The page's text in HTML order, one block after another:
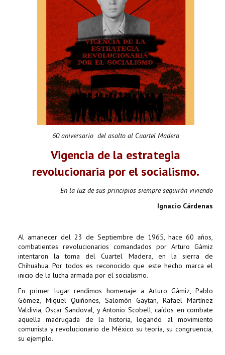
60 aniversario del asalto al Cuartel Madera
Vigencia de la estrategia
revolucionaria por el socialismo.
En la luz de sus principios siempre seguirán viviendo
Ignacio Cárdenas
Al amanecer del 23 de Septiembre de 1965, hace 60 años,
combatientes revolucionarios comandados por Arturo Gámiz
intentaron la toma del Cuartel Madera, en la sierra de
Chihuahua. Por todos es reconocido que este hecho marca el
inicio de la lucha armada por el socialismo.
En primer lugar rendimos homenaje a Arturo Gámiz, Pablo
Gómez, Miguel Quiñones, Salomón Gaytan, Rafael Martínez
Valdivia, Oscar Sandoval, y Antonio Scobell, caídos en combate
aquella madrugada de la historia, legando al movimiento
comunista y revolucionario de México su teoría, su congruencia,
su ejemplo.